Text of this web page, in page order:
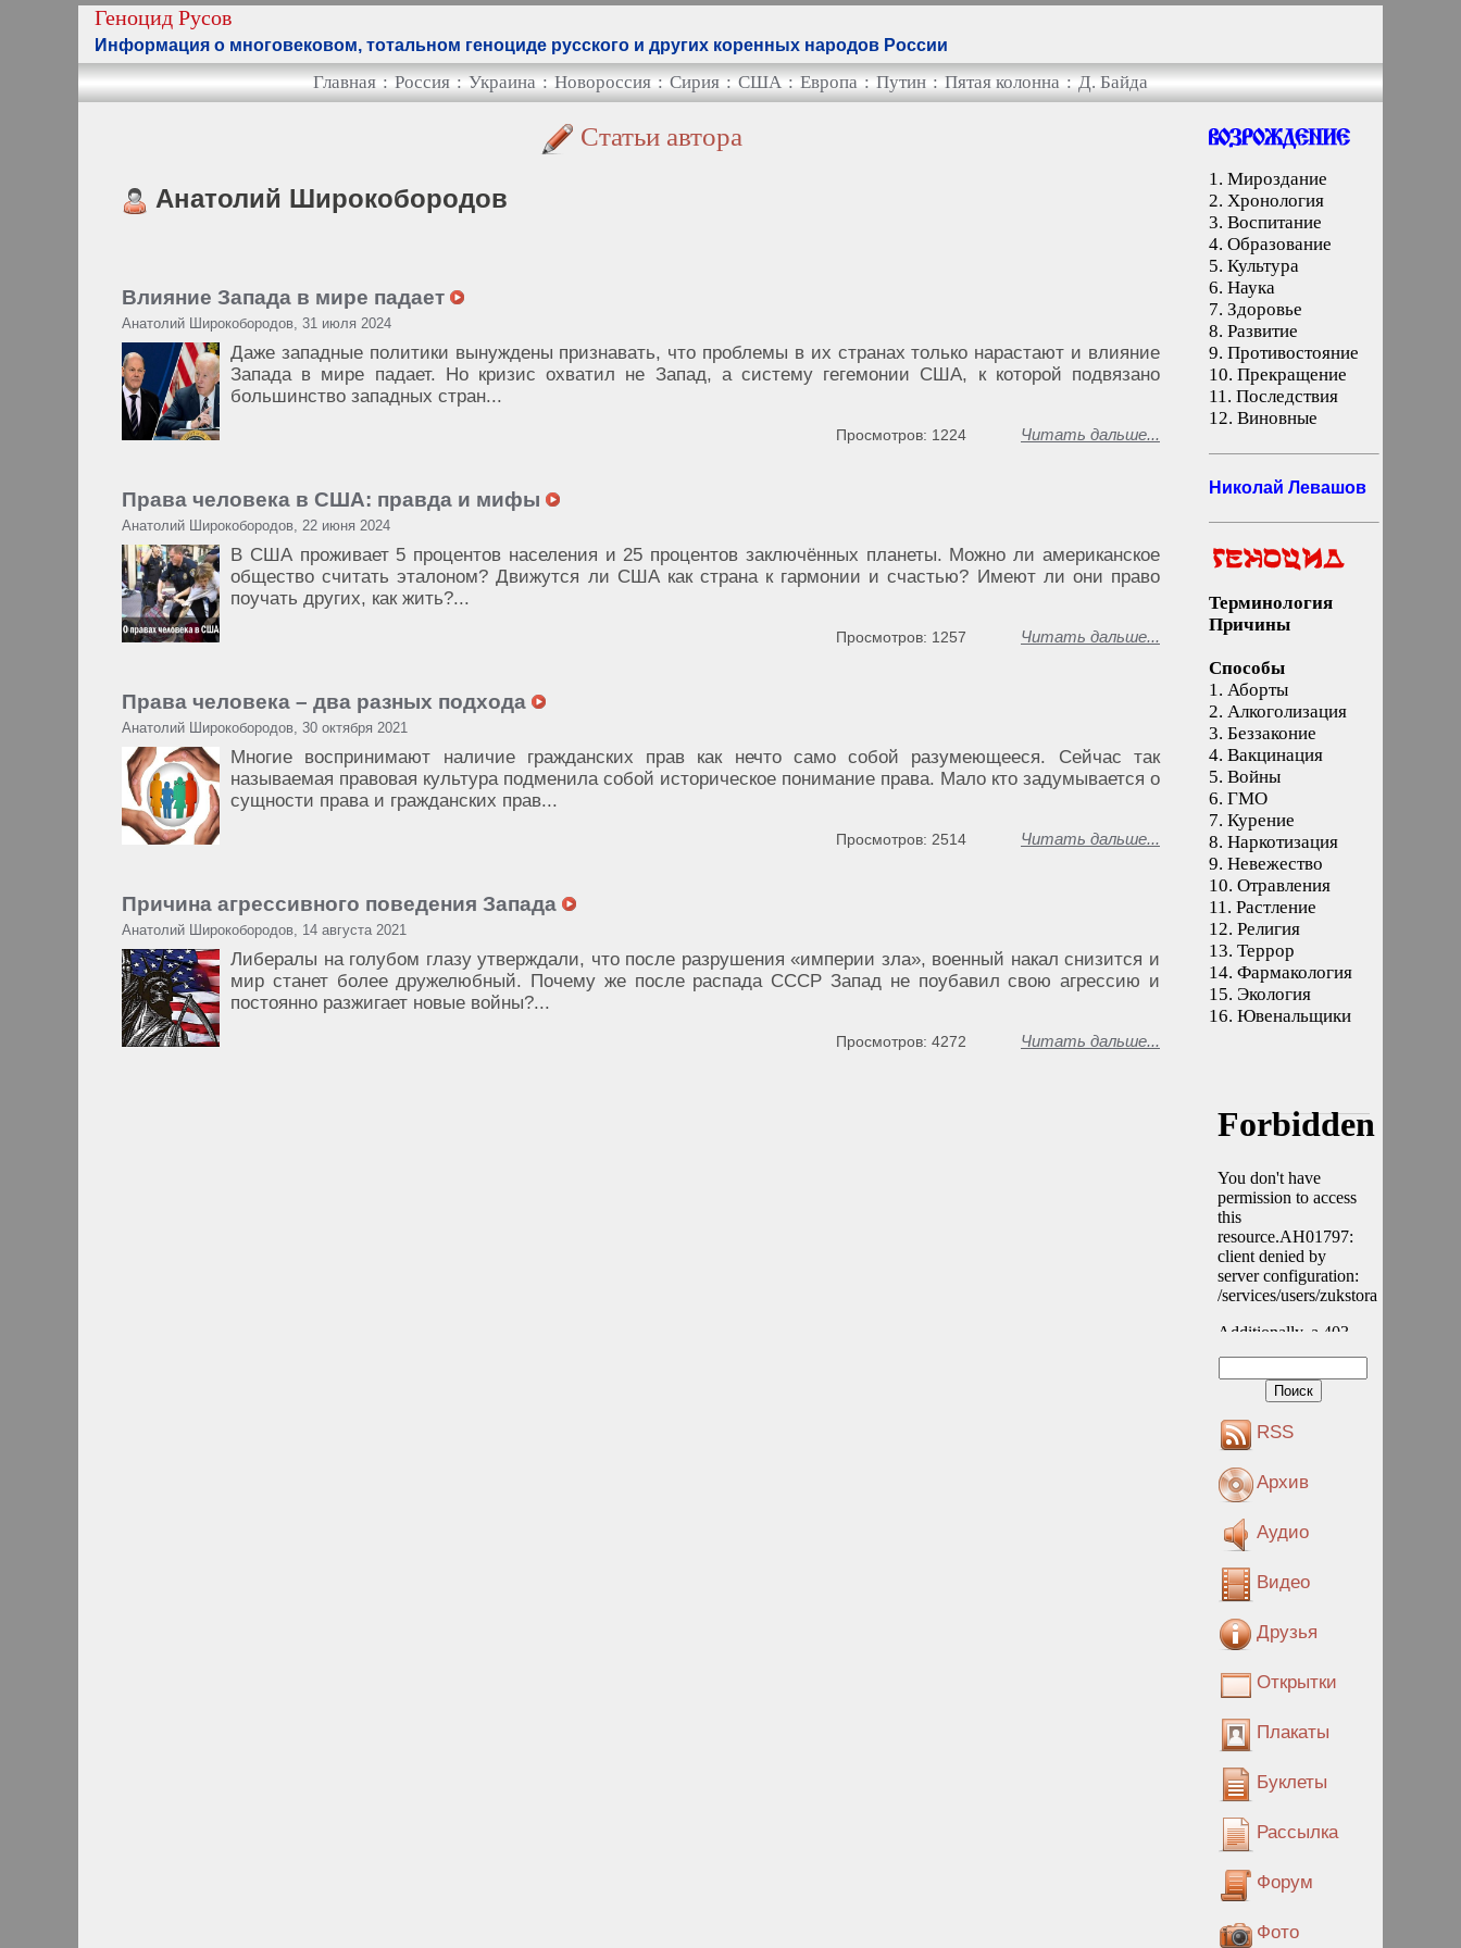
Геноцид Русов
Информация о многовековом, тотальном геноциде русского и других коренных народов России
Главная : Россия : Украина : Новороссия : Сирия : США : Европа : Путин : Пятая колонна : Д. Байда
Статьи автора
Анатолий Широкобородов
Влияние Запада в мире падает
Анатолий Широкобородов, 31 июля 2024
Даже западные политики вынуждены признавать, что проблемы в их странах только нарастают и влияние
Запада в мире падает. Но кризис охватил не Запад, а систему гегемонии США, к которой подвязано
большинство западных стран...
Читать дальше...
Просмотров: 1224
Права человека в США: правда и мифы
Анатолий Широкобородов, 22 июня 2024
В США проживает 5 процентов населения и 25 процентов заключённых планеты. Можно ли американское
общество считать эталоном? Движутся ли США как страна к гармонии и счастью? Имеют ли они право
поучать других, как жить?...
Читать дальше...
Просмотров: 1257
Права человека – два разных подхода
Анатолий Широкобородов, 30 октября 2021
Многие воспринимают наличие гражданских прав как нечто само собой разумеющееся. Сейчас так
называемая правовая культура подменила собой историческое понимание права. Мало кто задумывается о
сущности права и гражданских прав...
Читать дальше...
Просмотров: 2514
Причина агрессивного поведения Запада
Анатолий Широкобородов, 14 августа 2021
Либералы на голубом глазу утверждали, что после разрушения «империи зла», военный накал снизится и
мир станет более дружелюбный. Почему же после распада СССР Запад не поубавил свою агрессию и
постоянно разжигает новые войны?...
Читать дальше...
Просмотров: 4272
1. Мироздание
2. Хронология
3. Воспитание
4. Образование
5. Культура
6. Наука
7. Здоровье
8. Развитие
9. Противостояние
10. Прекращение
11. Последствия
12. Виновные
Николай Левашов
Терминология
Причины
Способы
1. Аборты
2. Алкоголизация
3. Беззаконие
4. Вакцинация
5. Войны
6. ГМО
7. Курение
8. Наркотизация
9. Невежество
10. Отравления
11. Растление
12. Религия
13. Террор
14. Фармакология
15. Экология
16. Ювенальщики
RSS
Архив
Аудио
Видео
Друзья
Открытки
Плакаты
Буклеты
Рассылка
Форум
Фото